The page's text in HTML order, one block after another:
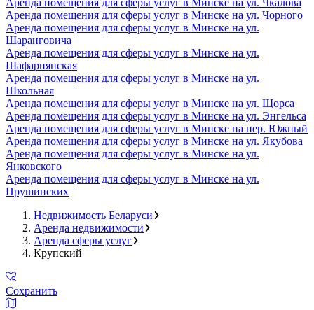
Аренда помещения для сферы услуг в Минске на ул. Чкалова
Аренда помещения для сферы услуг в Минске на ул. Чорного
Аренда помещения для сферы услуг в Минске на ул.
Шаранговича
Аренда помещения для сферы услуг в Минске на ул.
Шафарнянская
Аренда помещения для сферы услуг в Минске на ул.
Школьная
Аренда помещения для сферы услуг в Минске на ул. Щорса
Аренда помещения для сферы услуг в Минске на ул. Энгельса
Аренда помещения для сферы услуг в Минске на пер. Южный
Аренда помещения для сферы услуг в Минске на ул. Якубова
Аренда помещения для сферы услуг в Минске на ул.
Янковского
Аренда помещения для сферы услуг в Минске на ул.
Прушинских
Недвижимость Беларуси
Аренда недвижимости
Аренда сферы услуг
Крупский
Сохранить